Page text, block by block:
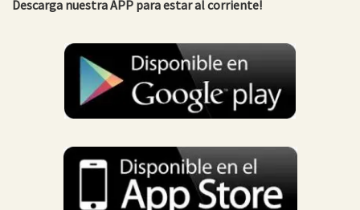
Descarga nuestra APP para estar al corriente!